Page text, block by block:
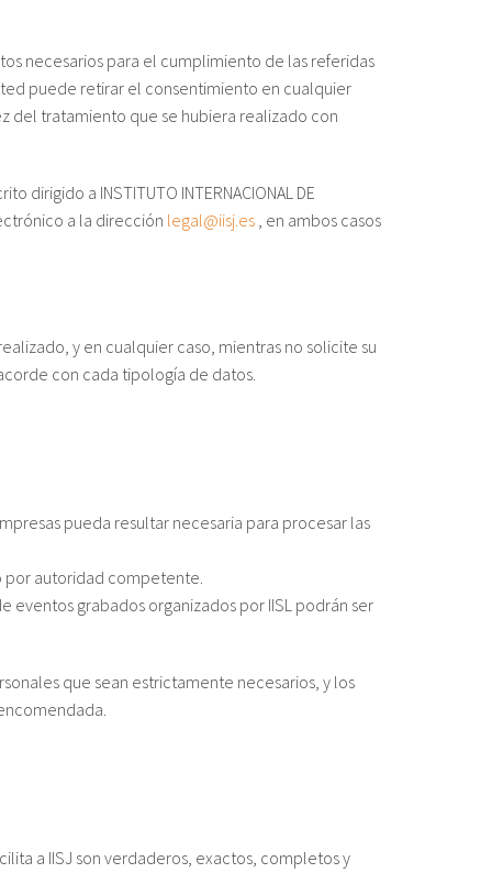
necesarios para el cumplimiento de las referidas
puede retirar el consentimiento en cualquier
del tratamiento que se hubiera realizado con
a INSTITUTO INTERNACIONAL DE
a la dirección legal@iisj.es , en ambos casos
y en cualquier caso, mientras no solicite su
con cada tipología de datos.
pueda resultar necesaria para procesar las
por autoridad competente.
grabados organizados por IISL podrán ser
que sean estrictamente necesarios, y los
a IISJ son verdaderos, exactos, completos y